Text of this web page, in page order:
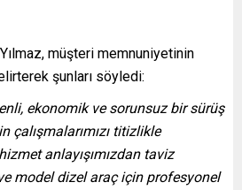
müşteri memnuniyetinin
şunları söyledi:
ekonomik ve sorunsuz bir sürüş
çalışmalarımızı titizlikle
anlayışımızdan taviz
model dizel araç için profesyonel